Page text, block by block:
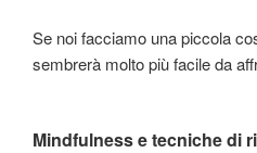
Se noi facciamo una piccola
sembrerà molto più facile da
Mindfulness e tecniche di